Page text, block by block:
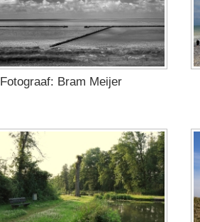
Fotograaf: Bram Meijer